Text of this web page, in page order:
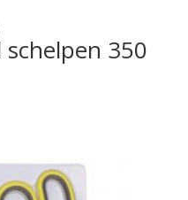
350